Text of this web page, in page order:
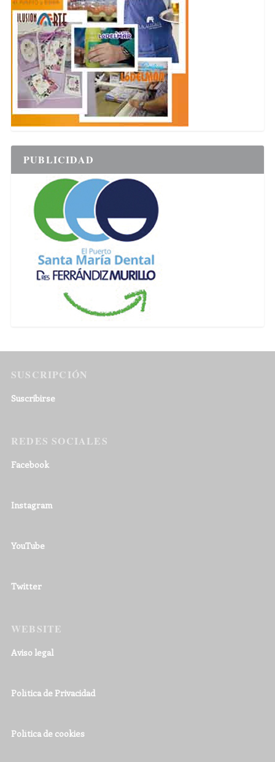
PUBLICIDAD
SUSCRIPCIÓN
Suscribirse
REDES SOCIALES
Facebook
Instagram
YouTube
Twitter
WEBSITE
Aviso legal
Política de Privacidad
Política de cookies